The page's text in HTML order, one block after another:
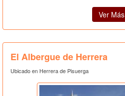
Ver Más
El Albergue de Herrera
Ubicado en Herrera de Pisuerga